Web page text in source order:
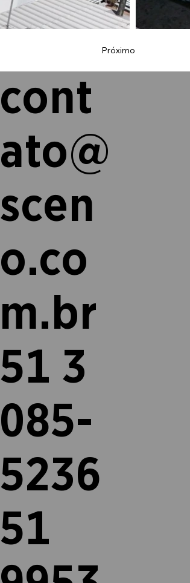
Próximo
cont
ato@
scen
o.co
m.br
51 3
085-
5236
51